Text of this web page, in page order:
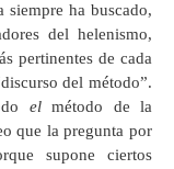
siempre ha buscado,
del helenismo,
pertinentes de cada
del método”.
elmétodo de la
que la pregunta por
supone ciertos